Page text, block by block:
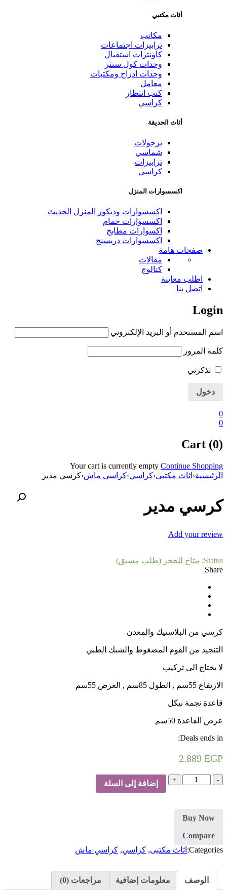
أثاث مكتبي
مكاتب
ترابيزات اجتماعات
كاونترات استقبال
وحدات كول سنتر
وحدات ادراج ومكتبات
معامل
كنب انتظار
كراسي
أثاث الحديقة
برجولات
شماسي
ترابيزات
كراسي
اكسسوارات المنزل
اكسسوارات وديكور المنزل الحديث
اكسسوارات حمام
اكسوارات مطابخ
اكسسوارات دريسنج
صفحات هامة
مقالات
كتالوج
اطلب معاينة
اتصل بنا
Login
اسم المستخدم أو البريد الإلكتروني
كلمة المرور
تذكرني
0
0
Cart (0)
Your cart is currently empty Continue Shopping
الرئيسية› اثاث مكتبى›كراسي›كراسي ماش›كرسي مدير
كرسي مدير
Add your review
Status: متاح للحجز (طلب مسبق)
Share
كرسي من البلاستيك والمعدن
التنجيد من الفوم المضغوط والشبك الطبي
لا يحتاج الى تركيب
الارتفاع 55سم , الطول 85سم , العرض 55سم
قاعدة نجمة نيكل
عرض القاعدة 50سم
Deals ends in:
2.889 EGP
كمية
إضافة إلى السلة
Buy Now
Compare
Categories: اثاث مكتبى, كراسي, كراسي ماش
الوصف معلومات إضافية مراجعات (0)